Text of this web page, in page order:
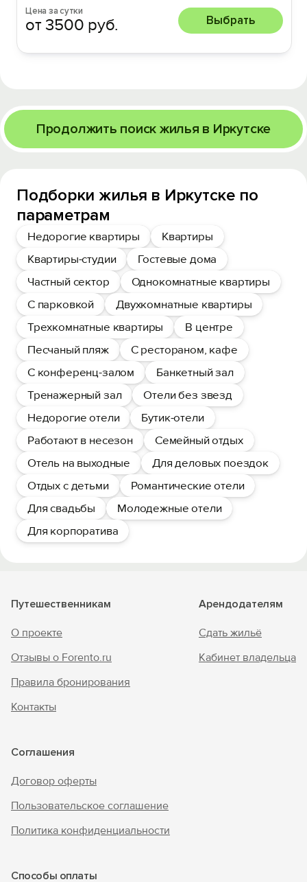
Цена за сутки
от 3500 руб. Выбрать
Продолжить поиск жилья в Иркутске
Подборки жилья в Иркутске по
параметрам
Недорогие квартиры
Квартиры
Квартиры-студии
Гостевые дома
Частный сектор
Однокомнатные квартиры
С парковкой
Двухкомнатные квартиры
Трехкомнатные квартиры
В центре
Песчаный пляж
С рестораном, кафе
С конференц-залом
Банкетный зал
Тренажерный зал
Отели без звезд
Недорогие отели
Бутик-отели
Работают в несезон
Семейный отдых
Отель на выходные
Для деловых поездок
Отдых с детьми
Романтические отели
Для свадьбы
Молодежные отели
Для корпоратива
Путешественникам
О проекте
Отзывы о Forento.ru
Правила бронирования
Контакты
Арендодателям
Сдать жильё
Кабинет владельца
Соглашения
Договор оферты
Пользовательское соглашение
Политика конфиденциальности
Способы оплаты